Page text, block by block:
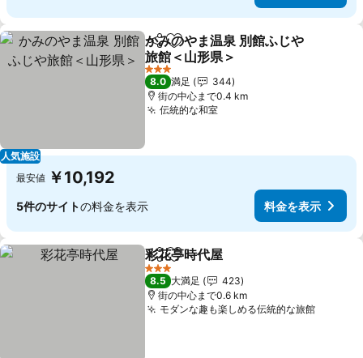
人気施設
シェアお気に入りに追加
かみのやま温泉 別館ふじや
旅館＜山形県＞
3 ホテルのランク
8.0 満足
344
街の中心まで0.4 km
伝統的な和室
最安値 ￥10,192
5件のサイトの料金を表示 料金を表示
シェアお気に入りに追加
彩花亭時代屋
3 ホテルのランク
8.5 大満足
423
街の中心まで0.6 km
モダンな趣も楽しめる伝統的な旅館